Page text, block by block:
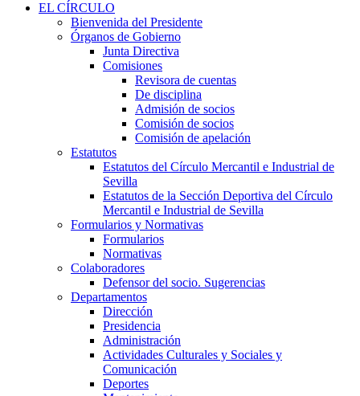
EL CÍRCULO
Bienvenida del Presidente
Órganos de Gobierno
Junta Directiva
Comisiones
Revisora de cuentas
De disciplina
Admisión de socios
Comisión de socios
Comisión de apelación
Estatutos
Estatutos del Círculo Mercantil e Industrial de
Sevilla
Estatutos de la Sección Deportiva del Círculo
Mercantil e Industrial de Sevilla
Formularios y Normativas
Formularios
Normativas
Colaboradores
Defensor del socio. Sugerencias
Departamentos
Dirección
Presidencia
Administración
Actividades Culturales y Sociales y
Comunicación
Deportes